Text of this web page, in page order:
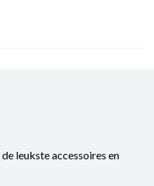
leukste accessoires en